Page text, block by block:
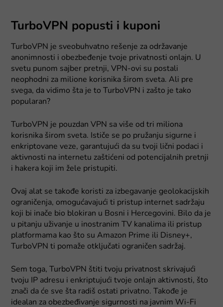
TurboVPN popusti i kuponi
TurboVPN je sveobuhvatno rešenje za održavanje
anonimnosti i obezbeđenje tvoje privatnosti onlajn. U
svetu punom sajber pretnji, VPN-ovi su postali
neophodni za milione korisnika širom sveta. Ali pre
svega, da vidimo šta je to TurboVPN i zašto je tako
popularan?
TurboVPN je pouzdan VPN sa više od tri miliona
korisnika širom sveta. Ističe se po pružanju sigurne i
enkriptovane veze, garantujući da su tvoji lični podaci i
aktivnosti na internetu zaštićeni od potencijalnih pretnji
i hakera koji im žele pristupiti.
Ovaj alat se takođe koristi za izbegavanje geolokacijskih
ograničenja, omogućavajući ti pristup internet sadržaju
koji bi inače bio blokiran u Bosni i Hercegovini. Bilo da je
u pitanju uživanje u inostranim TV kanalima ili pristup
platformama kao što su Amazon Prime ili Disney+,
TurboVPN ti pomaže otključati ograničen sadržaj.
Sem toga, TurboVPN štiti tvoju privatnost skrivajući
tvoju IP adresu i enkriptujući tvoje onlajn aktivnosti, što
znači da će sve šta radiš ostati privatno. Takođe je
idealan za obezbeđivanje sigurnosti na javnim Wi-Fi